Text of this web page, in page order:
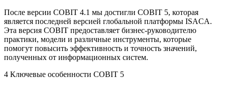
После версии COBIT 4.1 мы достигли COBIT 5, которая
является последней версией глобальной платформы ISACA.
Эта версия COBIT предоставляет бизнес-руководителю
практики, модели и различные инструменты, которые
помогут повысить эффективность и точность значений,
полученных от информационных систем.
4 Ключевые особенности COBIT 5